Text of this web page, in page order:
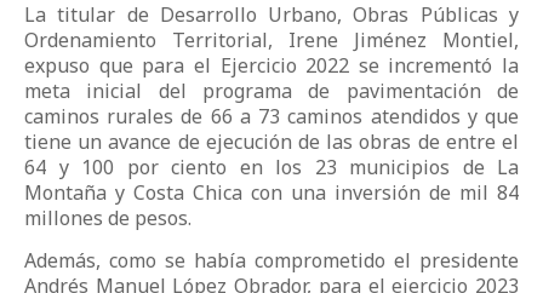
La titular de Desarrollo Urbano, Obras Públicas y
Ordenamiento Territorial, Irene Jiménez Montiel,
expuso que para el Ejercicio 2022 se incrementó la
meta inicial del programa de pavimentación de
caminos rurales de 66 a 73 caminos atendidos y que
tiene un avance de ejecución de las obras de entre el
64 y 100 por ciento en los 23 municipios de La
Montaña y Costa Chica con una inversión de mil 84
millones de pesos.
Además, como se había comprometido el presidente
Andrés Manuel López Obrador, para el ejercicio 2023